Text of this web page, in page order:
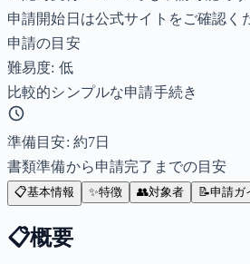
申請開始日は公式サイトをご確認く
申請の目安
難易度: 低
比較的シンプルな申請手続き
準備目安: 約7日
書類準備から申請完了までの目安
📋基本情報 ✨特徴 👥対象者 📝申請ガ
📋概要